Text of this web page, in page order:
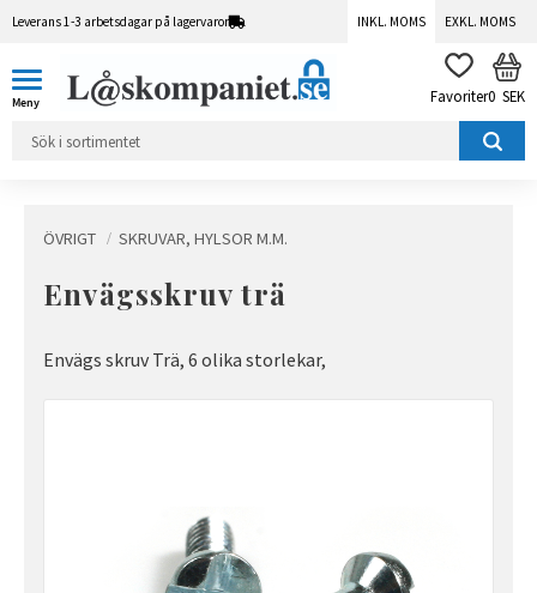
Leverans 1-3 arbetsdagar på lagervaror INKL. MOMS EXKL. MOMS
FAVORITER
0 SEK
ÖVRIGT SKRUVAR, HYLSOR M.M.
Envägsskruv trä
Envägs skruv Trä, 6 olika storlekar,